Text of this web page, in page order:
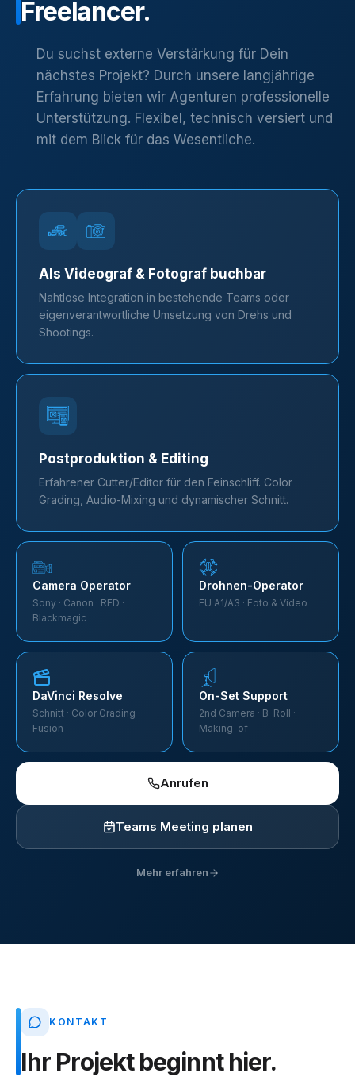
Freelancer.
Du suchst externe Verstärkung für Dein
nächstes Projekt? Durch unsere langjährige
Erfahrung bieten wir Agenturen professionelle
Unterstützung. Flexibel, technisch versiert und
mit dem Blick für das Wesentliche.
Als Videograf & Fotograf buchbar
Nahtlose Integration in bestehende Teams oder
eigenverantwortliche Umsetzung von Drehs und
Shootings.
Postproduktion & Editing
Erfahrener Cutter/Editor für den Feinschliff. Color
Grading, Audio-Mixing und dynamischer Schnitt.
Camera Operator
Sony · Canon · RED ·
Blackmagic
Drohnen-Operator
EU A1/A3 · Foto & Video
DaVinci Resolve
Schnitt · Color Grading ·
Fusion
On-Set Support
2nd Camera · B-Roll ·
Making-of
Anrufen
Teams Meeting planen
Mehr erfahren
KONTAKT
Ihr Projekt beginnt hier.